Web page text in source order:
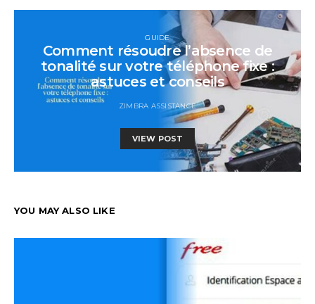
GUIDE
Comment résoudre l’absence de
tonalité sur votre téléphone fixe :
astuces et conseils
ZIMBRA ASSISTANCE
VIEW POST
YOU MAY ALSO LIKE